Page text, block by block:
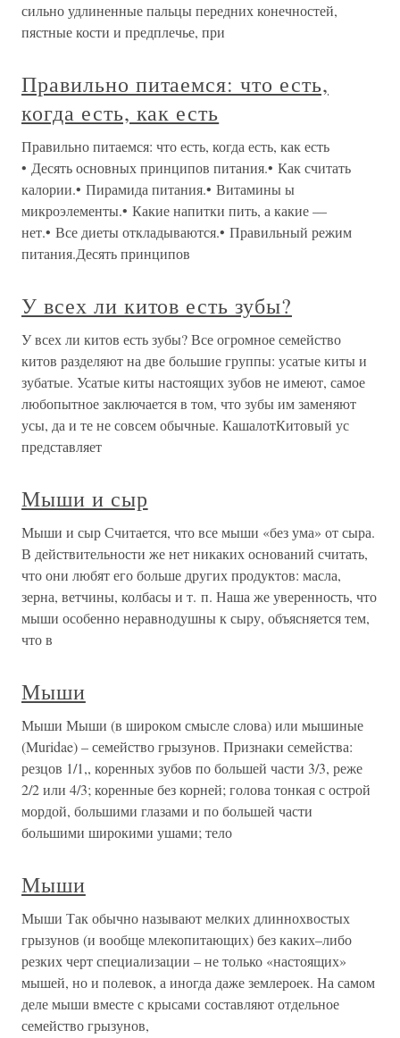
сильно удлиненные пальцы передних конечностей,
пястные кости и предплечье, при
Правильно питаемся: что есть,
когда есть, как есть
Правильно питаемся: что есть, когда есть, как есть
• Десять основных принципов питания.• Как считать
калории.• Пирамида питания.• Витамины ы
микроэлементы.• Какие напитки пить, а какие —
нет.• Все диеты откладываются.• Правильный режим
питания.Десять принципов
У всех ли китов есть зубы?
У всех ли китов есть зубы? Все огромное семейство
китов разделяют на две большие группы: усатые киты и
зубатые. Усатые киты настоящих зубов не имеют, самое
любопытное заключается в том, что зубы им заменяют
усы, да и те не совсем обычные. КашалотКитовый ус
представляет
Мыши и сыр
Мыши и сыр Считается, что все мыши «без ума» от сыра.
В действительности же нет никаких оснований считать,
что они любят его больше других продуктов: масла,
зерна, ветчины, колбасы и т. п. Наша же уверенность, что
мыши особенно неравнодушны к сыру, объясняется тем,
что в
Мыши
Мыши Мыши (в широком смысле слова) или мышиные
(Muridae) – семейство грызунов. Признаки семейства:
резцов 1/1,, коренных зубов по большей части 3/3, реже
2/2 или 4/3; коренные без корней; голова тонкая с острой
мордой, большими глазами и по большей части
большими широкими ушами; тело
Мыши
Мыши Так обычно называют мелких длиннохвостых
грызунов (и вообще млекопитающих) без каких–либо
резких черт специализации – не только «настоящих»
мышей, но и полевок, а иногда даже землероек. На самом
деле мыши вместе с крысами составляют отдельное
семейство грызунов,